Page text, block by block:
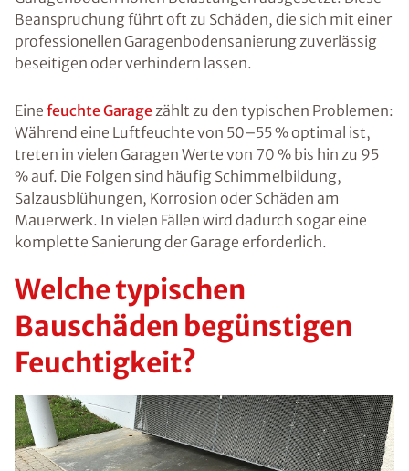
Beanspruchung führt oft zu Schäden, die sich mit einer
professionellen Garagenbodensanierung zuverlässig
beseitigen oder verhindern lassen.
Eine feuchte Garagezählt zu den typischen Problemen:
Während eine Luftfeuchte von 50–55 % optimal ist,
treten in vielen Garagen Werte von 70 % bis hin zu 95
% auf. Die Folgen sind häufig Schimmelbildung,
Salzausblühungen, Korrosion oder Schäden am
Mauerwerk. In vielen Fällen wird dadurch sogar eine
komplette Sanierung der Garage erforderlich.
Welche typischen
Bauschäden begünstigen
Feuchtigkeit?